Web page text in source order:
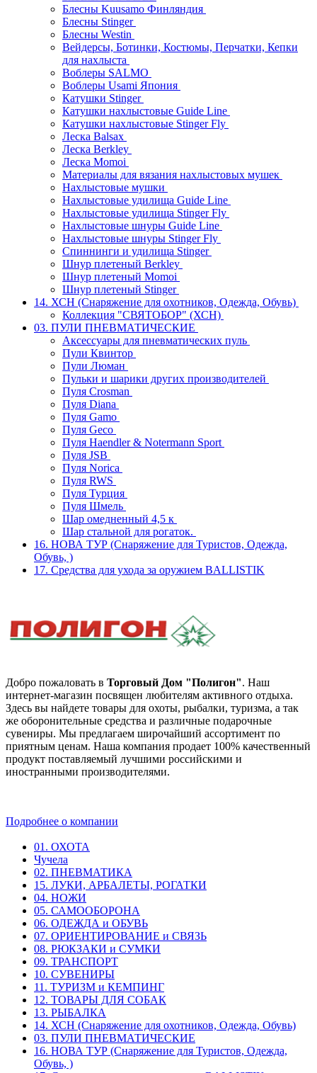
Блесны Kuusamo Финляндия
Блесны Stinger
Блесны Westin
Вейдерсы, Ботинки, Костюмы, Перчатки, Кепки
для нахлыста
Воблеры SALMO
Воблеры Usami Япония
Катушки Stinger
Катушки нахлыстовые Guide Line
Катушки нахлыстовые Stinger Fly
Леска Balsax
Леска Berkley
Леска Momoi
Материалы для вязания нахлыстовых мушек
Нахлыстовые мушки
Нахлыстовые удилища Guide Line
Нахлыстовые удилища Stinger Fly
Нахлыстовые шнуры Guide Line
Нахлыстовые шнуры Stinger Fly
Спиннинги и удилища Stinger
Шнур плетеный Berkley
Шнур плетеный Momoi
Шнур плетеный Stinger
14. ХСН (Снаряжение для охотников, Одежда, Обувь)
Коллекция "СВЯТОБОР" (ХСН)
03. ПУЛИ ПНЕВМАТИЧЕСКИЕ
Аксессуары для пневматических пуль
Пули Квинтор
Пули Люман
Пульки и шарики других производителей
Пуля Crosman
Пуля Diana
Пуля Gamo
Пуля Geco
Пуля Haendler & Notermann Sport
Пуля JSB
Пуля Norica
Пуля RWS
Пуля Турция
Пуля Шмель
Шар омедненный 4,5 к
Шар стальной для рогаток.
16. НОВА ТУР (Снаряжение для Туристов, Одежда,
Обувь, )
17. Средства для ухода за оружием BALLISTIK
Добро пожаловать в Торговый Дом "Полигон". Наш
интернет-магазин посвящен любителям активного отдыха.
Здесь вы найдете товары для охоты, рыбалки, туризма, а так
же оборонительные средства и различные подарочные
сувениры. Мы предлагаем широчайший ассортимент по
приятным ценам. Наша компания продает 100% качественный
продукт поставляемый лучшими российскими и
иностранными производителями.
Подробнее о компании
01. ОХОТА
Чучела
02. ПНЕВМАТИКА
15. ЛУКИ, АРБАЛЕТЫ, РОГАТКИ
04. НОЖИ
05. САМООБОРОНА
06. ОДЕЖДА и ОБУВЬ
07. ОРИЕНТИРОВАНИЕ и СВЯЗЬ
08. РЮКЗАКИ и СУМКИ
09. ТРАНСПОРТ
10. СУВЕНИРЫ
11. ТУРИЗМ и КЕМПИНГ
12. ТОВАРЫ ДЛЯ СОБАК
13. РЫБАЛКА
14. ХСН (Снаряжение для охотников, Одежда, Обувь)
03. ПУЛИ ПНЕВМАТИЧЕСКИЕ
16. НОВА ТУР (Снаряжение для Туристов, Одежда,
Обувь, )